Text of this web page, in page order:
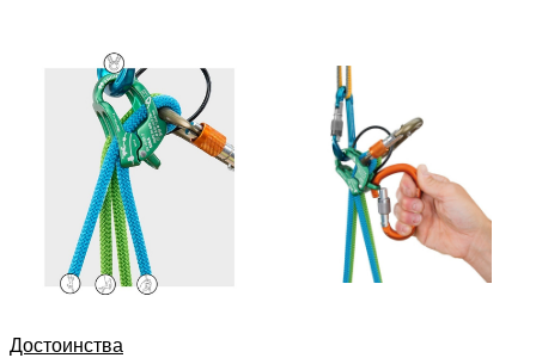
Достоинства